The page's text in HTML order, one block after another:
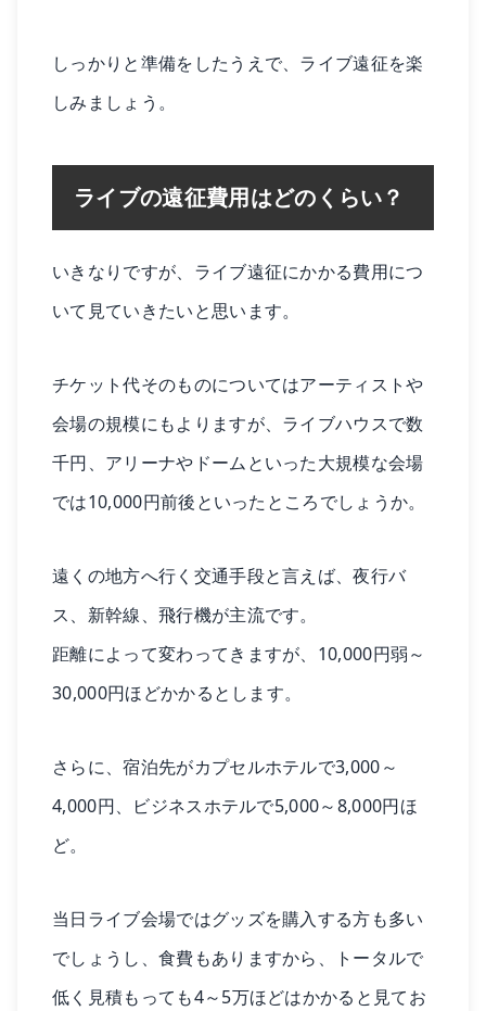
しっかりと準備をしたうえで、ライブ遠征を楽
しみましょう。
ライブの遠征費用はどのくらい？
いきなりですが、ライブ遠征にかかる費用につ
いて見ていきたいと思います。
チケット代そのものについてはアーティストや
会場の規模にもよりますが、ライブハウスで数
千円、アリーナやドームといった大規模な会場
では10,000円前後といったところでしょうか。
遠くの地方へ行く交通手段と言えば、夜行バ
ス、新幹線、飛行機が主流です。
距離によって変わってきますが、10,000円弱～
30,000円ほどかかるとします。
さらに、宿泊先がカプセルホテルで3,000～
4,000円、ビジネスホテルで5,000～8,000円ほ
ど。
当日ライブ会場ではグッズを購入する方も多い
でしょうし、食費もありますから、トータルで
低く見積もっても4～5万ほどはかかると見てお